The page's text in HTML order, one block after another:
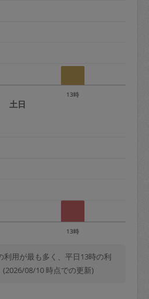
の設定について：
13時
土日
13時
利用が最も多く、平日13時の利
08/10 時点での更新)